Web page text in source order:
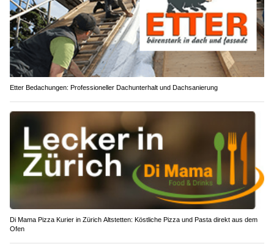
Etter Bedachungen: Professioneller Dachunterhalt und Dachsanierung
Di Mama Pizza Kurier in Zürich Altstetten: Köstliche Pizza und Pasta direkt aus dem
Ofen